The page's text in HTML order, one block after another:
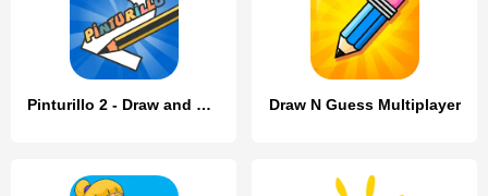
Pinturillo 2 - Draw and guess Draw N Guess Multiplayer